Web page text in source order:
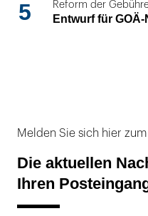
5 Reform der
Entwurf für
Melden Sie sich hier
Die aktuellen
Ihren